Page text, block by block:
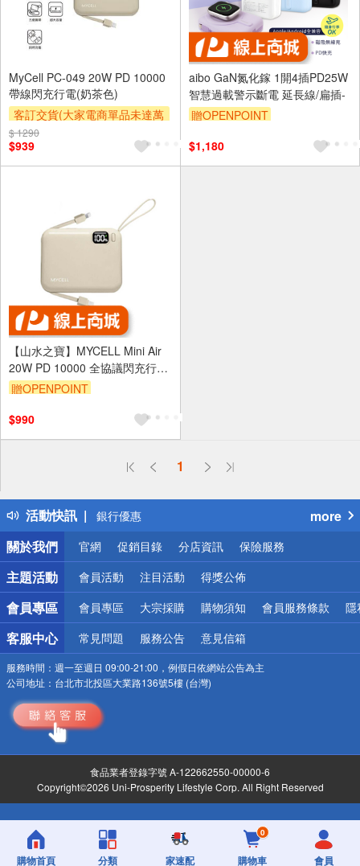
MyCell PC-049 20W PD 10000
帶線閃充行電(奶茶色)
客訂交貨(大家電商單品未達萬
元需加收$300-500,部分安裝跨
區費另計,實際收費以專人聯絡
報價為主)
$ 1290
$939
aibo GaN氮化鎵 1開4插PD25W
智慧過載警示斷電 延長線/扁插-
贈OPENPOINT
$1,180
【山水之寶】MYCELL Mini Air
20W PD 10000 全協議閃充行動
電源
贈OPENPOINT
$990
1
活動快訊
詐騙網頁！請小心！
熱門話題
銀行優惠
偏遠地區配送
詐騙網頁！請小心！
more
關於我們
官網 促銷目錄 分店資訊 保險服務
主題活動 會員活動 注目活動 得獎公佈
會員專區 會員專區 大宗採購 購物須知 會員服務條款 隱
客服中心 常見問題 服務公告 意見信箱
服務時間： 週一至週日 09:00-21:00，例假日依網站公告為主
公司地址： 台北市北投區大業路136號5樓 (台灣)
食品業者登錄字號 A-122662550-00000-6
Copyright©2026 Uni-Prosperity Lifestyle Corp. All Right Reserved
購物首頁 分類 家速配
0
購物車 會員